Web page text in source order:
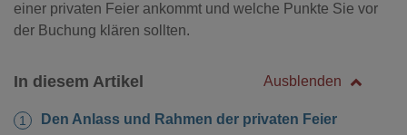
einer privaten Feier ankommt und welche Punkte Sie vor
der Buchung klären sollten.
In diesem Artikel Ausblenden
Den Anlass und Rahmen der privaten Feier